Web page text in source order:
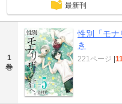
最新刊
1
巻
性別「モ
き
221ページ |